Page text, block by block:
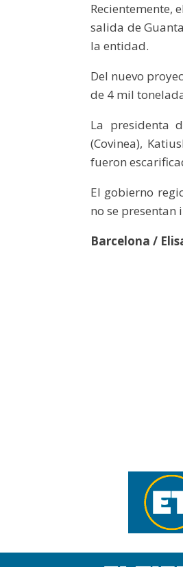
Recientemente,
salida de
la entidad.
Del nuevo
de 4 mil
La presidenta
(Covinea),
fueron
El gobierno
no se presentan
Barcelona /